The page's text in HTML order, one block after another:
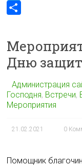
kk
s
s
i
k
e
o
k
a
A
p
r
T
e
g
a
m
п
р
в
и
Дню
Администрация
Господня, Встречи,
Мероприятия
21.02.2021 0
Помощник